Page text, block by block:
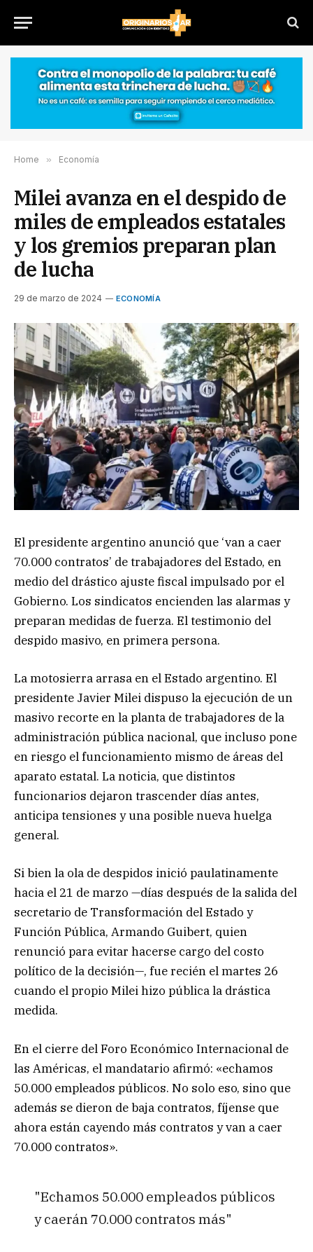
Home » Economía
Milei avanza en el despido de
miles de empleados estatales
y los gremios preparan plan
de lucha
29 de marzo de 2024 ECONOMÍA
El presidente argentino anunció que ‘van a caer
70.000 contratos’ de trabajadores del Estado, en
medio del drástico ajuste fiscal impulsado por el
Gobierno. Los sindicatos encienden las alarmas y
preparan medidas de fuerza. El testimonio del
despido masivo, en primera persona.
La motosierra arrasa en el Estado argentino. El
presidente Javier Milei dispuso la ejecución de un
masivo recorte en la planta de trabajadores de la
administración pública nacional, que incluso pone
en riesgo el funcionamiento mismo de áreas del
aparato estatal. La noticia, que distintos
funcionarios dejaron trascender días antes,
anticipa tensiones y una posible nueva huelga
general.
Si bien la ola de despidos inició paulatinamente
hacia el 21 de marzo —días después de la salida del
secretario de Transformación del Estado y
Función Pública, Armando Guibert, quien
renunció para evitar hacerse cargo del costo
político de la decisión—, fue recién el martes 26
cuando el propio Milei hizo pública la drástica
medida.
En el cierre del Foro Económico Internacional de
las Américas, el mandatario afirmó: «echamos
50.000 empleados públicos. No solo eso, sino que
además se dieron de baja contratos, fíjense que
ahora están cayendo más contratos y van a caer
70.000 contratos».
"Echamos 50.000 empleados públicos
y caerán 70.000 contratos más"